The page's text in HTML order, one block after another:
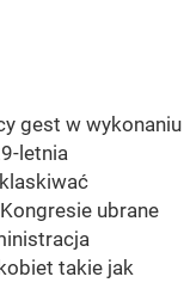
gest w wykonaniu
letnia
ubrane
takie jak